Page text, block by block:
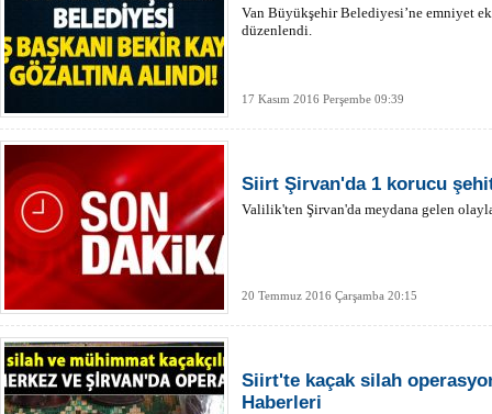
Van Büyükşehir Belediyesi’ne emniyet
düzenlendi.
17 Kasım 2016 Perşembe 09:39
Siirt Şirvan'da 1 korucu
Valilik'ten Şirvan'da meydana gelen
20 Temmuz 2016 Çarşamba 20:15
Siirt'te kaçak silah
Haberleri